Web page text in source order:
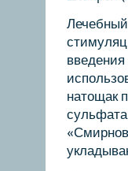
натощак